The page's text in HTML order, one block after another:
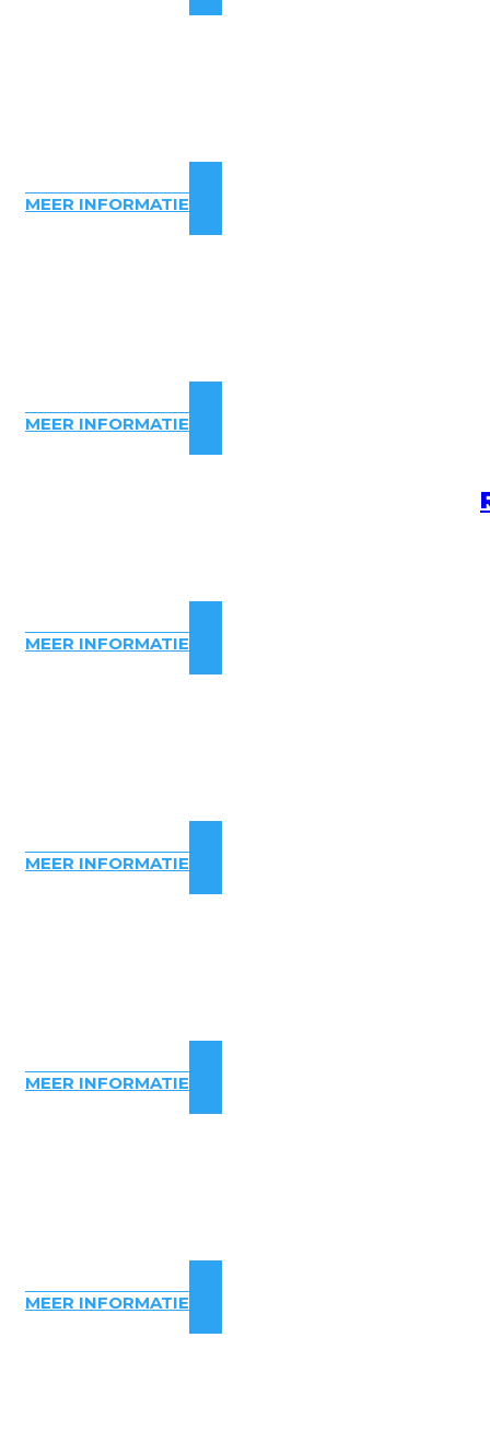
MEER INFORMATIE
MEER INFORMATIE
MEER INFORMATIE
MEER INFORMATIE
MEER INFORMATIE
MEER INFORMATIE